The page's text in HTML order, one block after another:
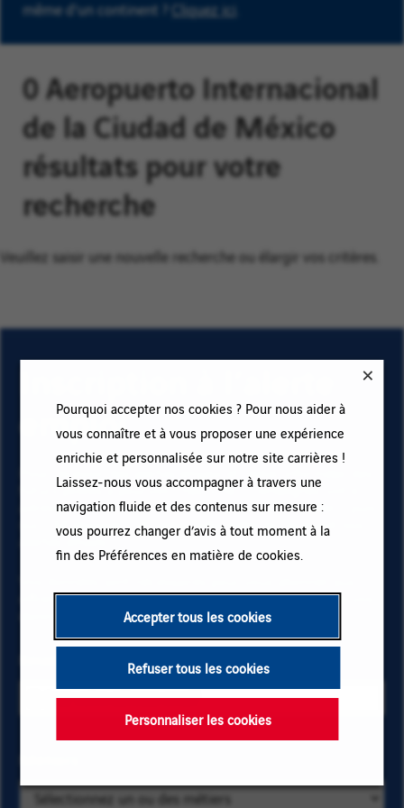
Pourquoi accepter nos cookies ? Pour nous aider à
vous connaître et à vous proposer une expérience
enrichie et personnalisée sur notre site carrières !
Laissez-nous vous accompagner à travers une
navigation fluide et des contenus sur mesure :
vous pourrez changer d’avis à tout moment à la
fin des Préférences en matière de cookies.
Accepter tous les cookies
Refuser tous les cookies
Personnaliser les cookies
même d'un continent ? Cliquez ici
0 Aeropuerto Internacional
de la Ciudad de México
résultats pour votre
recherche
Veuillez saisir une nouvelle recherche ou élargir vos critères.
emploi
Pour recevoir des alertes emploi et rester informé(e) des
futurs postes à pourvoir chez VINCI, renseignez votre
adresse email et vos critères. Cliquez sur « Ajouter » puis
sur « M'abonner » et restez informé(e) en recevant nos
alertes emails !
offres d’emploi. Pour en savoir plus sur la gestion de vos
données et sur vos droits,cliquez ici.
les critères
les